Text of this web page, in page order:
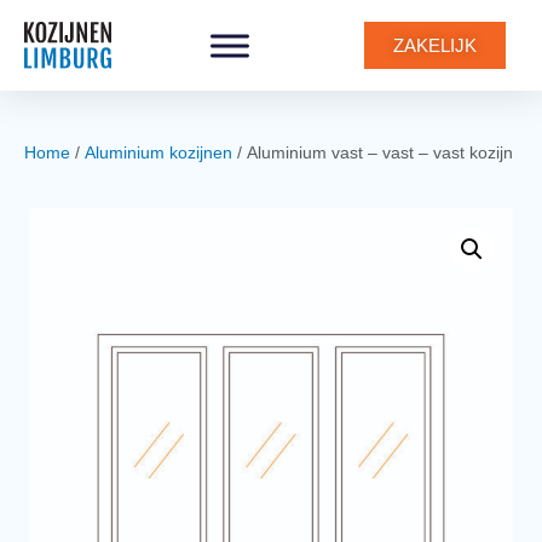
ZAKELIJK
Home / Aluminium kozijnen / Aluminium vast – vast – vast kozijn